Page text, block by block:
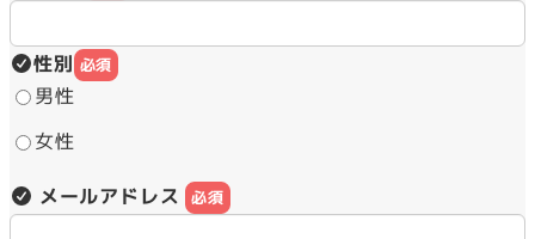
性別 必須
男性
女性
メールアドレス 必須